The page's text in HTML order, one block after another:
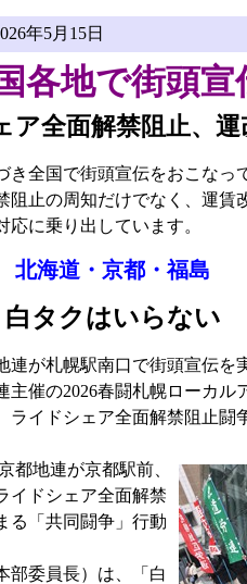
年5月15日
各地で街頭宣
ア全面解禁阻止、運
全国で街頭宣伝をおこなっ
止の周知だけでなく、運賃
応に乗り出しています。
北海道・京都・福島
白タクはいらない
連が札幌駅南口で街頭宣伝を
催の2026春闘札幌ローカル
ライドシェア全面解禁阻止闘
都地連が京都駅前、
イドシェア全面解禁
る「共同闘争」行動
委員長）は、「白